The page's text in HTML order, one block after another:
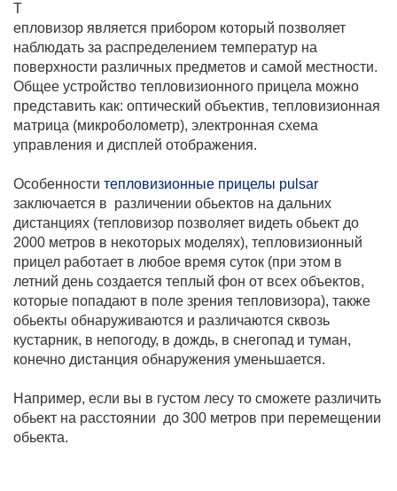
Т
епловизор является прибором который позволяет
наблюдать за распределением температур на
поверхности различных предметов и самой местности.
Общее устройство тепловизионного прицела можно
представить как: оптический объектив, тепловизионная
матрица (микроболометр), электронная схема
управления и дисплей отображения.
Особенности тепловизионные прицелы pulsar
заключается в различении обьектов на дальних
дистанциях (тепловизор позволяет видеть обьект до
2000 метров в некоторых моделях), тепловизионный
прицел работает в любое время суток (при этом в
летний день создается теплый фон от всех объектов,
которые попадают в поле зрения тепловизора), также
обьекты обнаруживаются и различаются сквозь
кустарник, в непогоду, в дождь, в снегопад и туман,
конечно дистанция обнаружения уменьшается.
Например, если вы в густом лесу то сможете различить
обьект на расстоянии до 300 метров при перемещении
обьекта.